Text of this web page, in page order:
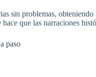
sin problemas,
que las narraciones
paso